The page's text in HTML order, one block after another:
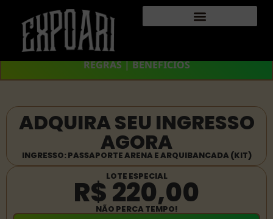
REGRAS | BENEFÍCIOS
ADQUIRA SEU INGRESSO
AGORA
INGRESSO: PASSAPORTE ARENA E ARQUIBANCADA (KIT)
LOTE ESPECIAL
R$ 220,00
NÃO PERCA TEMPO!